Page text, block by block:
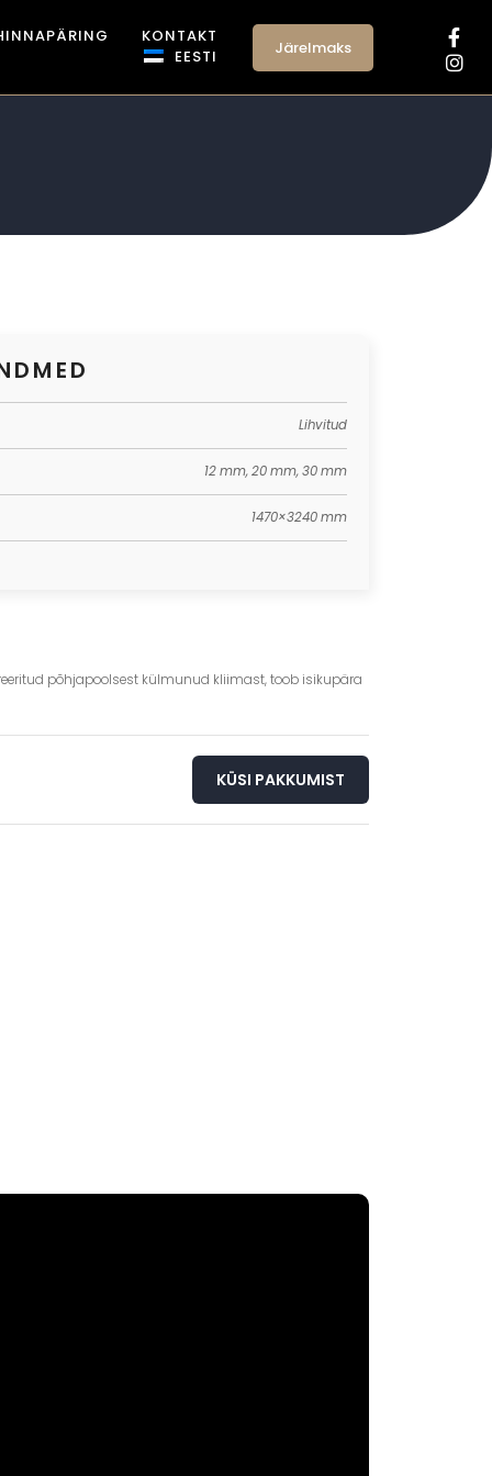
KONTAKT
EESTI
Järelmaks
Lihvitud
12 mm, 20 mm, 30 mm
1470×3240 mm
põhjapoolsest külmunud kliimast, toob isikupära
KÜSI PAKKUMIST